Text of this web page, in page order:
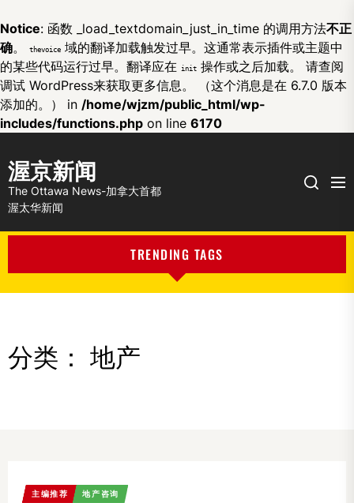
Notice: 函数 _load_textdomain_just_in_time 的调用方法不正
确。 thevoice 域的翻译加载触发过早。这通常表示插件或主题中
的某些代码运行过早。翻译应在
init 操作或之后加载。 请查阅
调试 WordPress来获取更多信息。 （这个消息是在 6.7.0 版本
添加的。） in /home/wjzm/public_html/wp-
includes/functions.php on line 6170
渥京新闻
The Ottawa News-加拿大首都
渥太华新闻
Search
TRENDING TAGS
分类： 地产
主编推荐 地产咨询